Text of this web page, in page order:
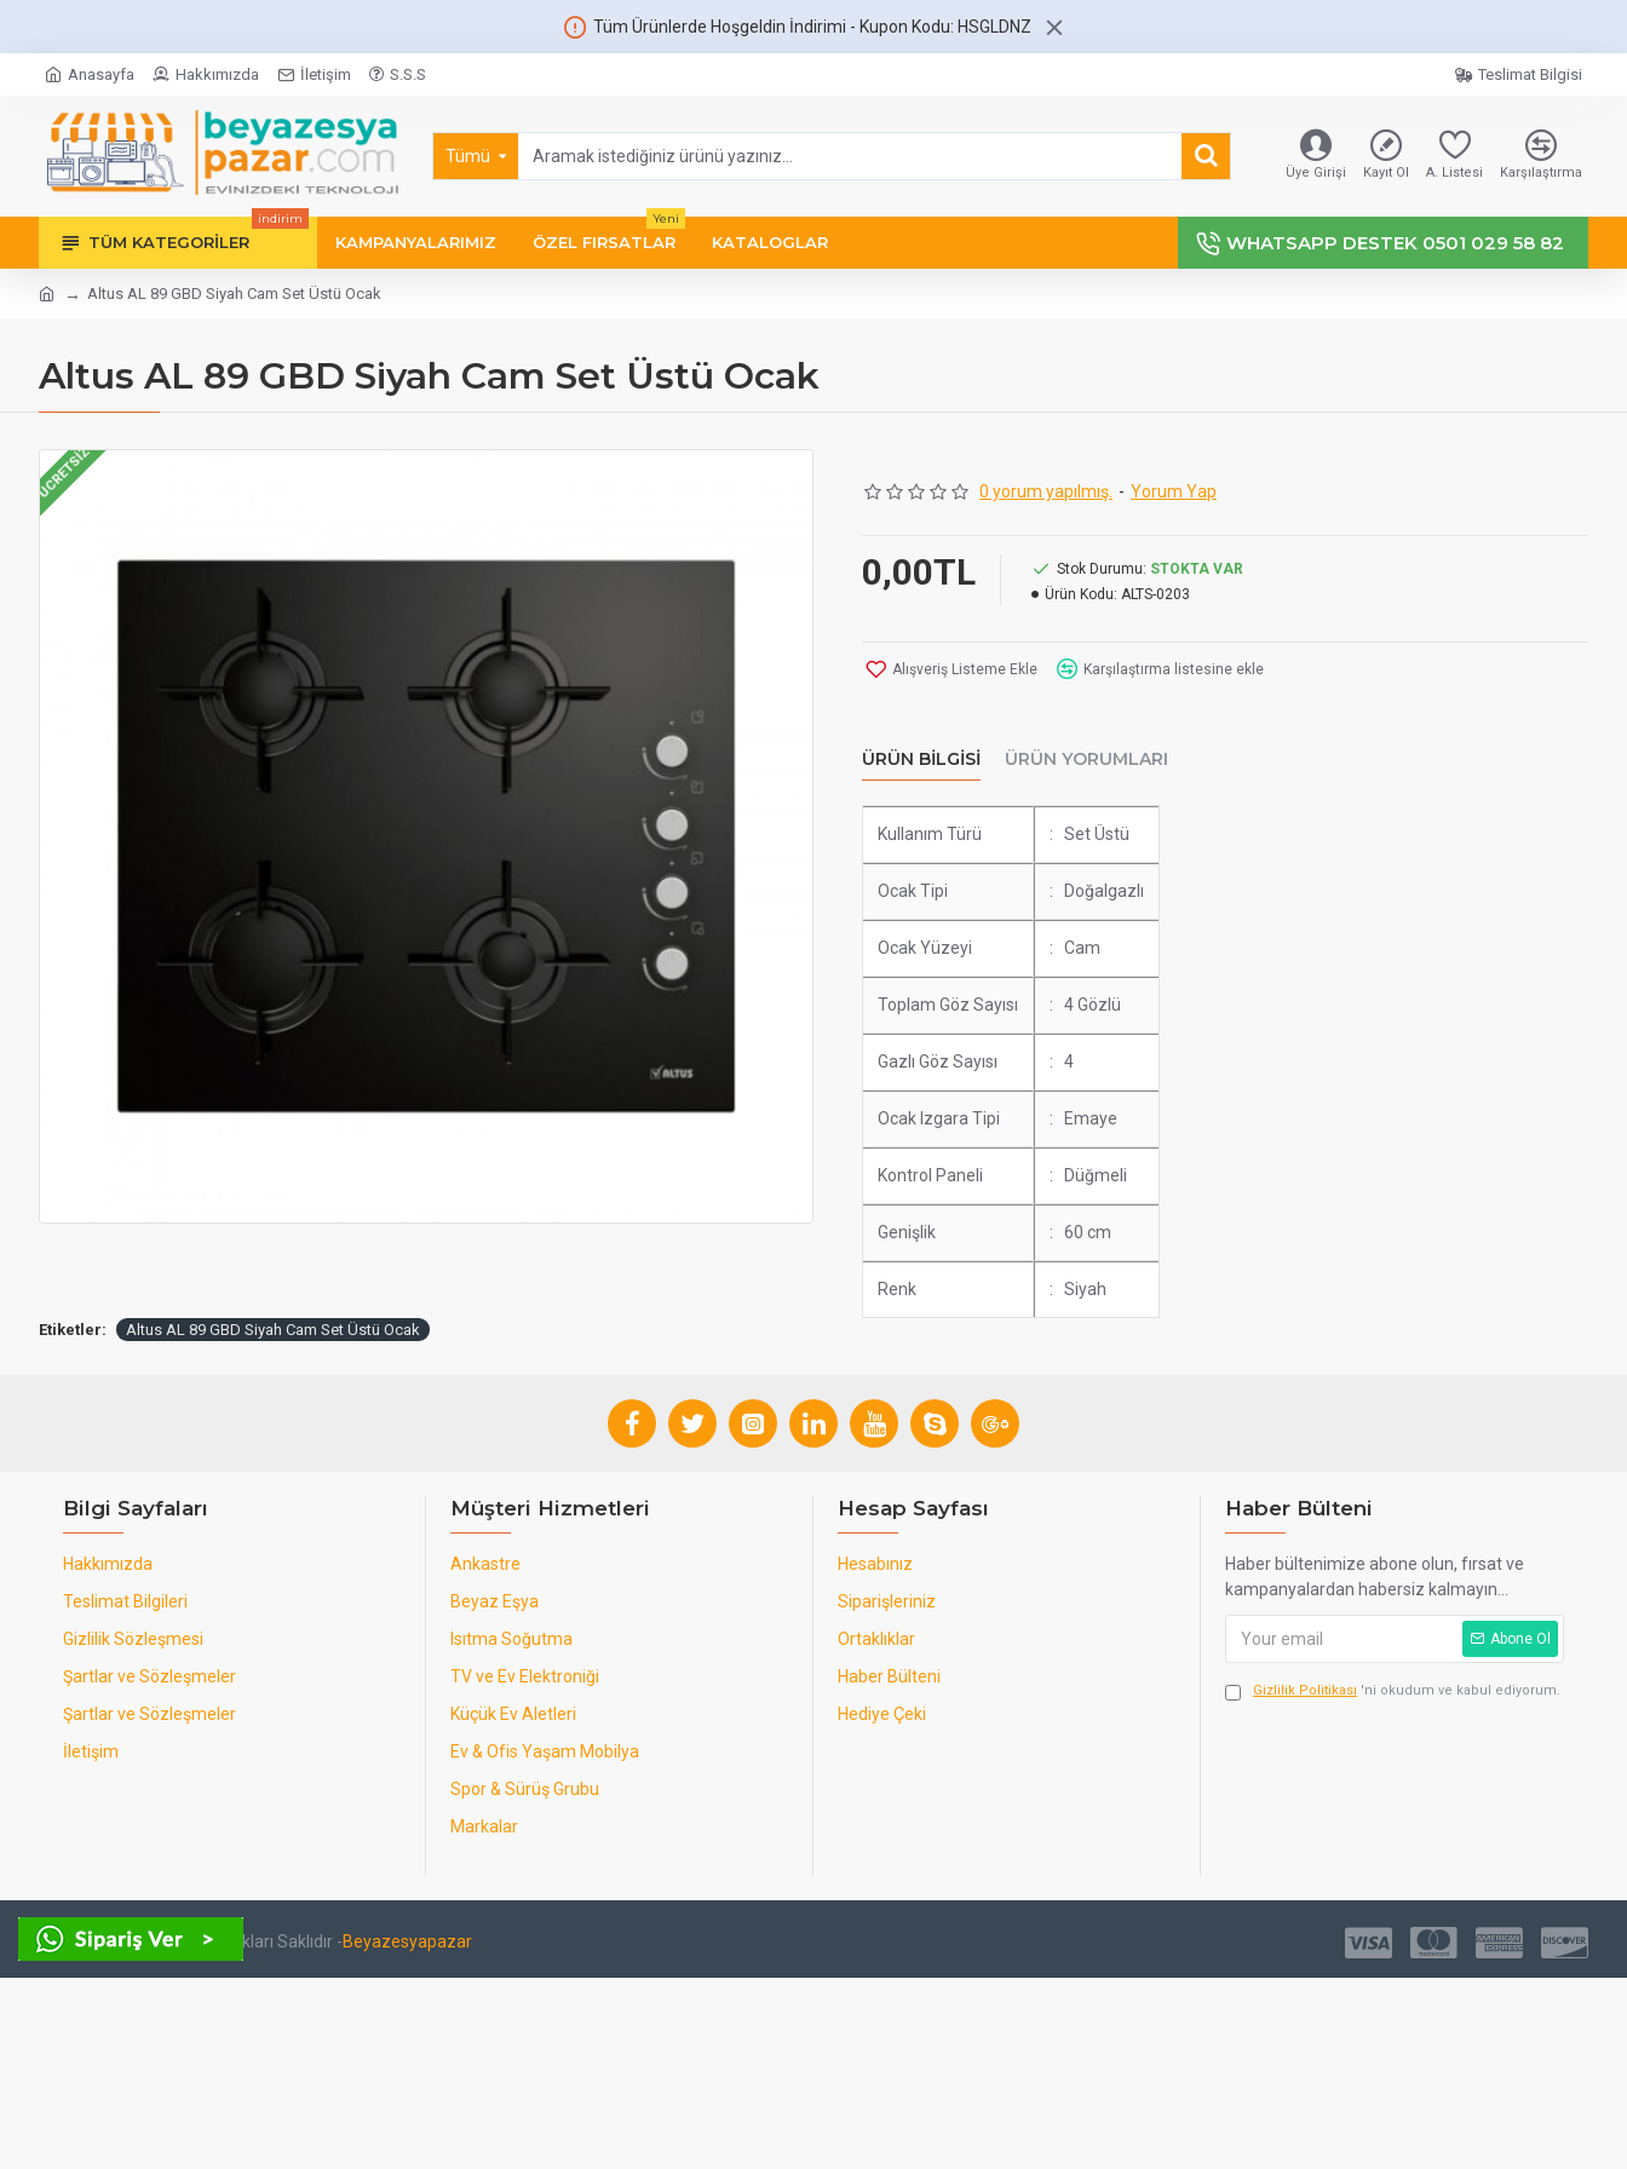
Tüm Ürünlerde Hoşgeldin İndirimi - Kupon Kodu: HSGLDNZ
Anasayfa Hakkımızda İletişim S.S.S Teslimat Bilgisi
Tümü
Üye Girişi Kayıt Ol A. Listesi Karşılaştırma
TÜM KATEGORILER
indirim
KAMPANYALARIMIZ ÖZEL FIRSATLAR
Yeni
KATALOGLAR WHATSAPP DESTEK 0501 029 58 82
Altus AL 89 GBD Siyah Cam Set Üstü Ocak
Altus AL 89 GBD Siyah Cam Set Üstü Ocak
ÜCRETSIZ 0 yorum yapılmış. - Yorum Yap
0,00TL Stok Durumu: STOKTA VAR
Ürün Kodu: ALTS-0203
Alışveriş Listeme Ekle Karşılaştırma listesine ekle
ÜRÜN BILGISI ÜRÜN YORUMLARI
Kullanım Türü : Set Üstü
Ocak Tipi : Doğalgazlı
Ocak Yüzeyi : Cam
Toplam Göz Sayısı : 4 Gözlü
Gazlı Göz Sayısı : 4
Ocak Izgara Tipi : Emaye
Kontrol Paneli : Düğmeli
Genişlik : 60 cm
Renk : Siyah
Etiketler: Altus AL 89 GBD Siyah Cam Set Üstü Ocak
Bilgi Sayfaları
Hakkımızda
Teslimat Bilgileri
Gizlilik Sözleşmesi
Şartlar ve Sözleşmeler
Şartlar ve Sözleşmeler
İletişim
Müşteri Hizmetleri
Ankastre
Beyaz Eşya
Isıtma Soğutma
TV ve Ev Elektroniği
Küçük Ev Aletleri
Ev & Ofis Yaşam Mobilya
Spor & Sürüş Grubu
Markalar
Hesap Sayfası
Hesabınız
Siparişleriniz
Ortaklıklar
Haber Bülteni
Hediye Çeki
Haber Bülteni
Haber bültenimize abone olun, fırsat ve
kampanyalardan habersiz kalmayın...
Abone Ol
Gizlilik Politikası 'ni okudum ve kabul ediyorum.
Copyright © 2024- Tüm Hakları Saklıdır -Beyazesyapazar